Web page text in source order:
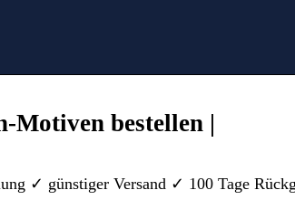
bestellen |
✓ günstiger Versand ✓ 100 Tage